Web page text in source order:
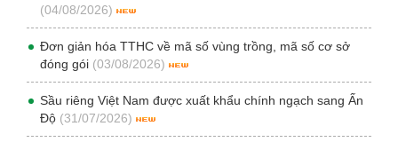
(04/08/2026)
Đơn giản hóa TTHC về mã số vùng trồng, mã số cơ sở
đóng gói (03/08/2026)
Sầu riêng Việt Nam được xuất khẩu chính ngạch sang Ấn
Độ (31/07/2026)